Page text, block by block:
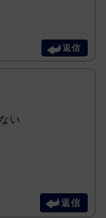
返信
い
返信